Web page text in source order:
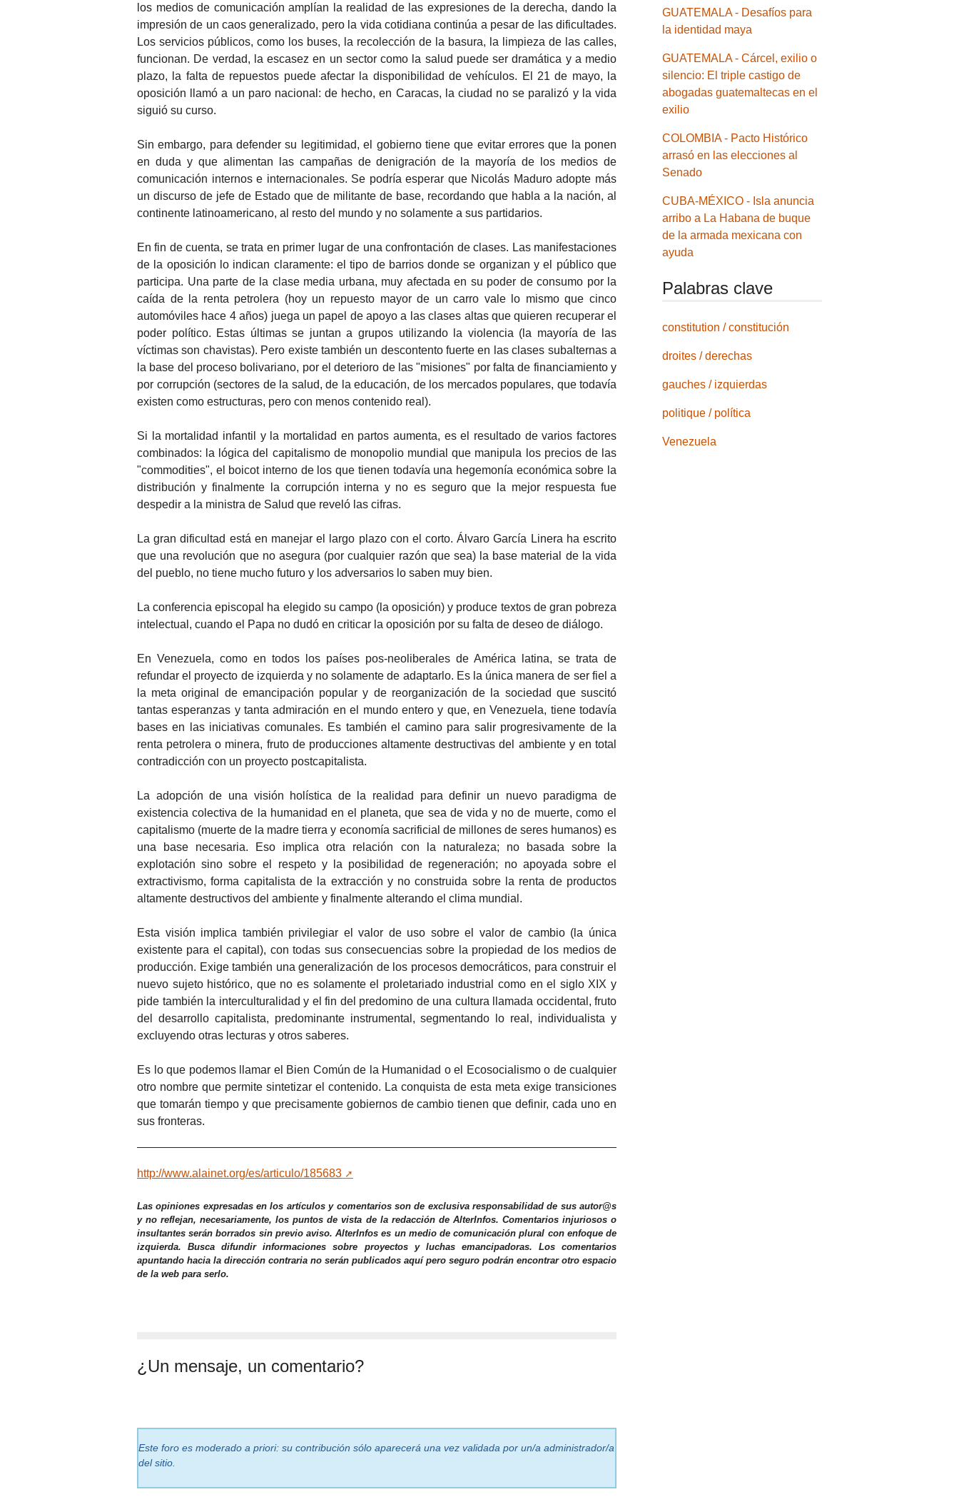
los medios de comunicación amplían la realidad de las expresiones de la derecha, dando la
impresión de un caos generalizado, pero la vida cotidiana continúa a pesar de las dificultades.
Los servicios públicos, como los buses, la recolección de la basura, la limpieza de las calles,
funcionan. De verdad, la escasez en un sector como la salud puede ser dramática y a medio
plazo, la falta de repuestos puede afectar la disponibilidad de vehículos. El 21 de mayo, la
oposición llamó a un paro nacional: de hecho, en Caracas, la ciudad no se paralizó y la vida
siguió su curso.
Sin embargo, para defender su legitimidad, el gobierno tiene que evitar errores que la ponen
en duda y que alimentan las campañas de denigración de la mayoría de los medios de
comunicación internos e internacionales. Se podría esperar que Nicolás Maduro adopte más
un discurso de jefe de Estado que de militante de base, recordando que habla a la nación, al
continente latinoamericano, al resto del mundo y no solamente a sus partidarios.
En fin de cuenta, se trata en primer lugar de una confrontación de clases. Las manifestaciones
de la oposición lo indican claramente: el tipo de barrios donde se organizan y el público que
participa. Una parte de la clase media urbana, muy afectada en su poder de consumo por la
caída de la renta petrolera (hoy un repuesto mayor de un carro vale lo mismo que cinco
automóviles hace 4 años) juega un papel de apoyo a las clases altas que quieren recuperar el
poder político. Estas últimas se juntan a grupos utilizando la violencia (la mayoría de las
víctimas son chavistas). Pero existe también un descontento fuerte en las clases subalternas a
la base del proceso bolivariano, por el deterioro de las "misiones" por falta de financiamiento y
por corrupción (sectores de la salud, de la educación, de los mercados populares, que todavía
existen como estructuras, pero con menos contenido real).
Si la mortalidad infantil y la mortalidad en partos aumenta, es el resultado de varios factores
combinados: la lógica del capitalismo de monopolio mundial que manipula los precios de las
"commodities", el boicot interno de los que tienen todavía una hegemonía económica sobre la
distribución y finalmente la corrupción interna y no es seguro que la mejor respuesta fue
despedir a la ministra de Salud que reveló las cifras.
La gran dificultad está en manejar el largo plazo con el corto. Álvaro García Linera ha escrito
que una revolución que no asegura (por cualquier razón que sea) la base material de la vida
del pueblo, no tiene mucho futuro y los adversarios lo saben muy bien.
La conferencia episcopal ha elegido su campo (la oposición) y produce textos de gran pobreza
intelectual, cuando el Papa no dudó en criticar la oposición por su falta de deseo de diálogo.
En Venezuela, como en todos los países pos-neoliberales de América latina, se trata de
refundar el proyecto de izquierda y no solamente de adaptarlo. Es la única manera de ser fiel a
la meta original de emancipación popular y de reorganización de la sociedad que suscitó
tantas esperanzas y tanta admiración en el mundo entero y que, en Venezuela, tiene todavía
bases en las iniciativas comunales. Es también el camino para salir progresivamente de la
renta petrolera o minera, fruto de producciones altamente destructivas del ambiente y en total
contradicción con un proyecto postcapitalista.
La adopción de una visión holística de la realidad para definir un nuevo paradigma de
existencia colectiva de la humanidad en el planeta, que sea de vida y no de muerte, como el
capitalismo (muerte de la madre tierra y economía sacrificial de millones de seres humanos) es
una base necesaria. Eso implica otra relación con la naturaleza; no basada sobre la
explotación sino sobre el respeto y la posibilidad de regeneración; no apoyada sobre el
extractivismo, forma capitalista de la extracción y no construida sobre la renta de productos
altamente destructivos del ambiente y finalmente alterando el clima mundial.
Esta visión implica también privilegiar el valor de uso sobre el valor de cambio (la única
existente para el capital), con todas sus consecuencias sobre la propiedad de los medios de
producción. Exige también una generalización de los procesos democráticos, para construir el
nuevo sujeto histórico, que no es solamente el proletariado industrial como en el siglo XIX y
pide también la interculturalidad y el fin del predomino de una cultura llamada occidental, fruto
del desarrollo capitalista, predominante instrumental, segmentando lo real, individualista y
excluyendo otras lecturas y otros saberes.
Es lo que podemos llamar el Bien Común de la Humanidad o el Ecosocialismo o de cualquier
otro nombre que permite sintetizar el contenido. La conquista de esta meta exige transiciones
que tomarán tiempo y que precisamente gobiernos de cambio tienen que definir, cada uno en
sus fronteras.
http://www.alainet.org/es/articulo/185683
Las opiniones expresadas en los artículos y comentarios son de exclusiva responsabilidad de sus autor@s
y no reflejan, necesariamente, los puntos de vista de la redacción de AlterInfos. Comentarios injuriosos o
insultantes serán borrados sin previo aviso. AlterInfos es un medio de comunicación plural con enfoque de
izquierda. Busca difundir informaciones sobre proyectos y luchas emancipadoras. Los comentarios
apuntando hacia la dirección contraria no serán publicados aquí pero seguro podrán encontrar otro espacio
de la web para serlo.
¿Un mensaje, un comentario?
Este foro es moderado a priori: su contribución sólo aparecerá una vez validada por un/a administrador/a
del sitio.
GUATEMALA - Desafíos para
la identidad maya
GUATEMALA - Cárcel, exilio o
silencio: El triple castigo de
abogadas guatemaltecas en el
exilio
COLOMBIA - Pacto Histórico
arrasó en las elecciones al
Senado
CUBA-MÉXICO - Isla anuncia
arribo a La Habana de buque
de la armada mexicana con
ayuda
Palabras clave
constitution / constitución
droites / derechas
gauches / izquierdas
politique / política
Venezuela